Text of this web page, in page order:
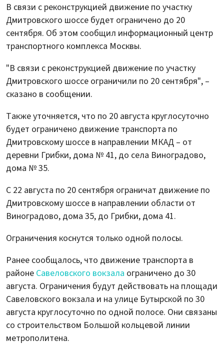
В связи с реконструкцией движение по участку
Дмитровского шоссе будет ограничено до 20
сентября. Об этом сообщил информационный центр
транспортного комплекса Москвы.
"В связи с реконструкцией движение по участку
Дмитровского шоссе ограничили по 20 сентября", –
сказано в сообщении.
Также уточняется, что по 20 августа круглосуточно
будет ограничено движение транспорта по
Дмитровскому шоссе в направлении МКАД – от
деревни Грибки, дома № 41, до села Виноградово,
дома № 35.
С 22 августа по 20 сентября ограничат движение по
Дмитровскому шоссе в направлении области от
Виноградово, дома 35, до Грибки, дома 41.
Ограничения коснутся только одной полосы.
Ранее сообщалось, что движение транспорта в
районе Савеловского вокзала ограничено до 30
августа. Ограничения будут действовать на площади
Савеловского вокзала и на улице Бутырской по 30
августа круглосуточно по одной полосе. Они связаны
со строительством Большой кольцевой линии
метрополитена.